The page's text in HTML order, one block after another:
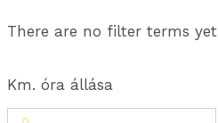
There are no filter terms yet
Km. óra állása